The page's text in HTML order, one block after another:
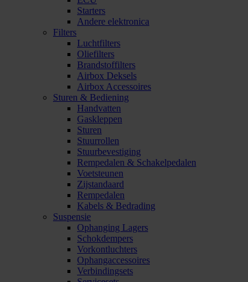
Starters
Andere elektronica
Filters
Luchtfilters
Oliefilters
Brandstoffilters
Airbox Deksels
Airbox Accessoires
Sturen & Bediening
Handvatten
Gaskleppen
Sturen
Stuurrollen
Stuurbevestiging
Rempedalen & Schakelpedalen
Voetsteunen
Zijstandaard
Rempedalen
Kabels & Bedrading
Suspensie
Ophanging Lagers
Schokdempers
Vorkontluchters
Ophangaccessoires
Verbindingsets